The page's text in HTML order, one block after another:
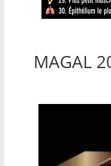
MAGAL